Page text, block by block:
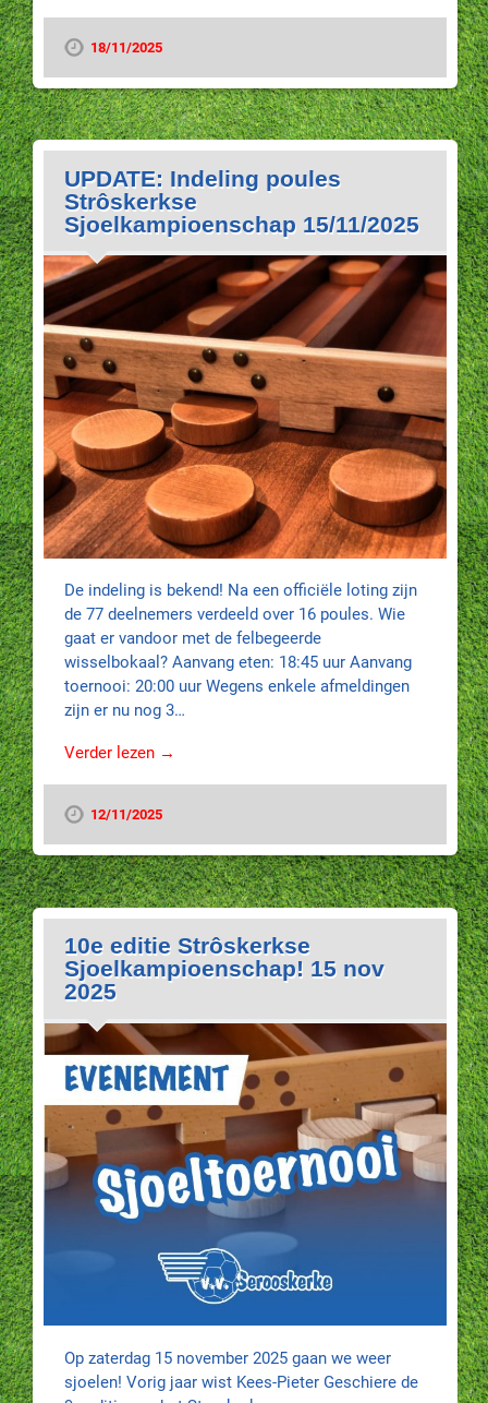
18/11/2025
UPDATE: Indeling poules
Strôskerkse
Sjoelkampioenschap 15/11/2025
De indeling is bekend! Na een officiële loting zijn
de 77 deelnemers verdeeld over 16 poules. Wie
gaat er vandoor met de felbegeerde
wisselbokaal? Aanvang eten: 18:45 uur Aanvang
toernooi: 20:00 uur Wegens enkele afmeldingen
zijn er nu nog 3…
Verder lezen →
12/11/2025
10e editie Strôskerkse
Sjoelkampioenschap! 15 nov
2025
Op zaterdag 15 november 2025 gaan we weer
sjoelen! Vorig jaar wist Kees-Pieter Geschiere de